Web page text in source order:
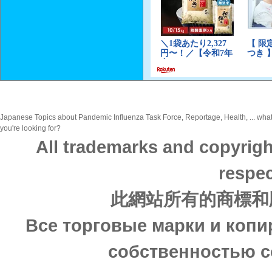
Japanese Topics about Pandemic Influenza Task Force, Reportage, Health, ...
you're looking for?
All trademarks and
此網站所有的商標
Все торговые марки и
собственностью